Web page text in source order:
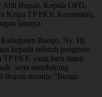
Ahli Bupati, Kepala OPD,
Ketua TP PKK Kecamatan,
lainnya.
Bungo, Ny. Hj.
kepada seluruh pengurus
TP PKK yang baru dapat
serta mendukung
Bupati menuju “Bungo